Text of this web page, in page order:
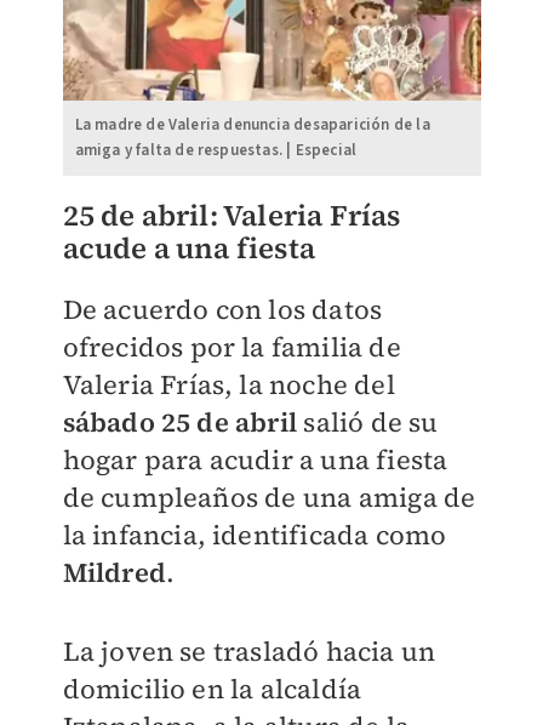
La madre de Valeria denuncia desaparición de la
amiga y falta de respuestas. | Especial
25 de abril: Valeria Frías
acude a una fiesta
De acuerdo con los datos
ofrecidos por la familia de
Valeria Frías, la noche del
sábado 25 de abril salió de su
hogar para acudir a una fiesta
de cumpleaños de una amiga de
la infancia, identificada como
Mildred.
La joven se trasladó hacia un
domicilio en la alcaldía